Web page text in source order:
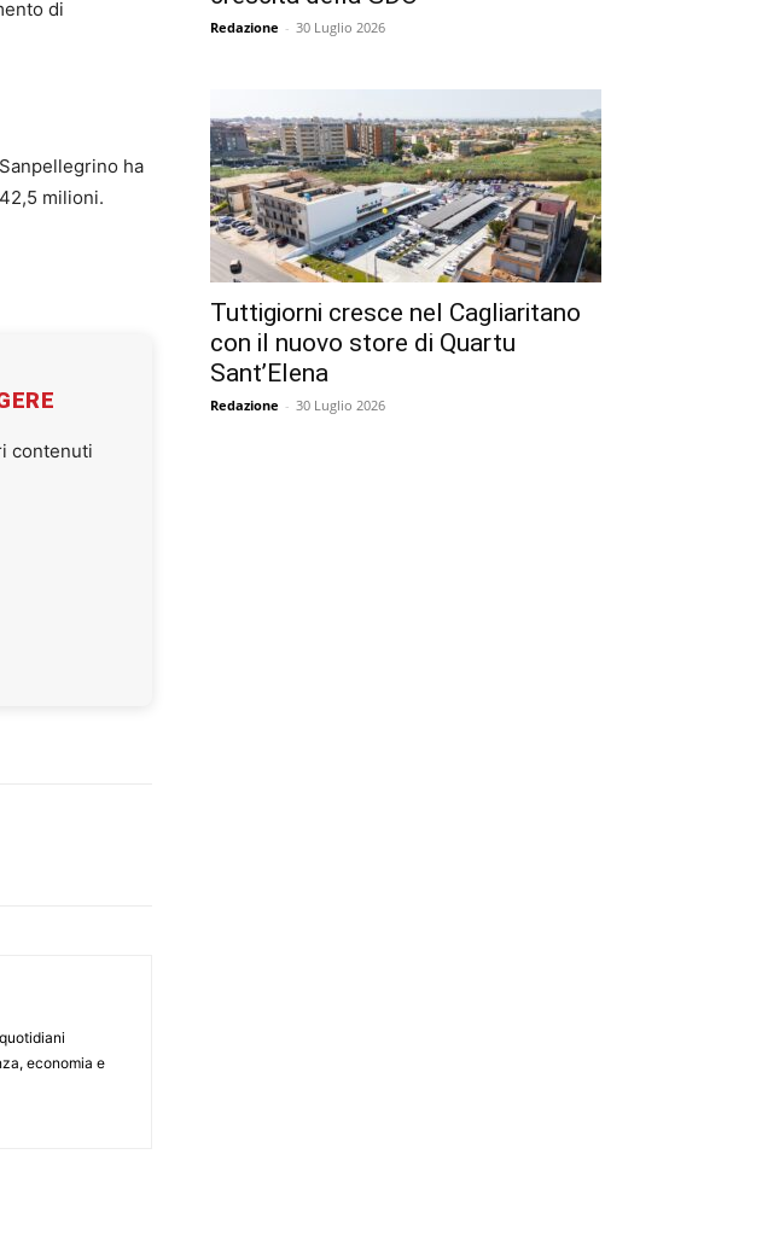
di
ha
milioni.
contenuti
economia e
Redazione - 30 Luglio 2026
Tuttigiorni cresce nel Cagliaritano
con il nuovo store di Quartu
Sant’Elena
Redazione - 30 Luglio 2026